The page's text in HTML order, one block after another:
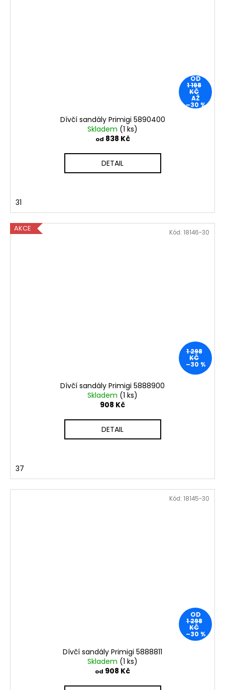
OD
1 198
KČ
AŽ
–30 %
Dívčí sandály Primigi 5890400
Skladem (1 ks)
od 838 Kč
DETAIL
31
AKCE
1 298
KČ
–30 %
Dívčí sandály Primigi 5888900
Skladem (1 ks)
908 Kč
DETAIL
37
Kód: 18146-30
OD
1 298
KČ
–30 %
Dívčí sandály Primigi 5888811
Skladem (1 ks)
od 908 Kč
Kód: 18145-30